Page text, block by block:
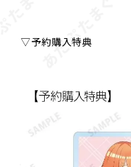
▽予約購入特典